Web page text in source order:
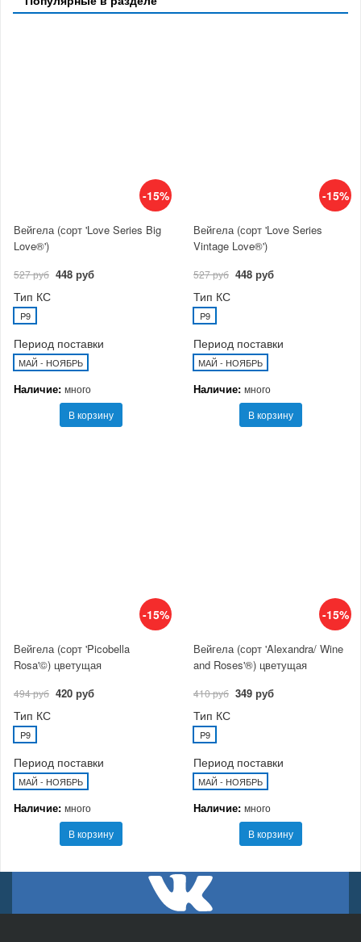
-15%
Вейгела (сорт 'Love Series Big
Love®')
527 руб 448 руб
Тип КС
P9
Период поставки
МАЙ - НОЯБРЬ
Наличие: много
В корзину
-15%
Вейгела (сорт 'Love Series
Vintage Love®')
527 руб 448 руб
Тип КС
P9
Период поставки
МАЙ - НОЯБРЬ
Наличие: много
В корзину
-15%
Вейгела (сорт 'Picobella
Rosa'©) цветущая
494 руб 420 руб
Тип КС
P9
Период поставки
МАЙ - НОЯБРЬ
Наличие: много
В корзину
-15%
Вейгела (сорт 'Alexandra/ Wine
and Roses'®) цветущая
410 руб 349 руб
Тип КС
P9
Период поставки
МАЙ - НОЯБРЬ
Наличие: много
В корзину